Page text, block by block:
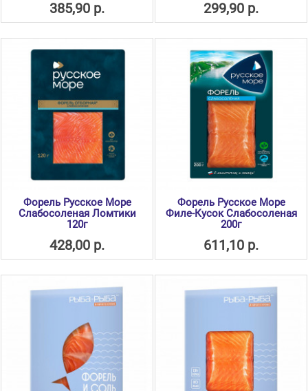
385,90 р. 299,90 р.
Форель Русское Море
Слабосоленая Ломтики
120г
428,00 р.
Форель Русское Море
Филе-Кусок Слабосоленая
200г
611,10 р.